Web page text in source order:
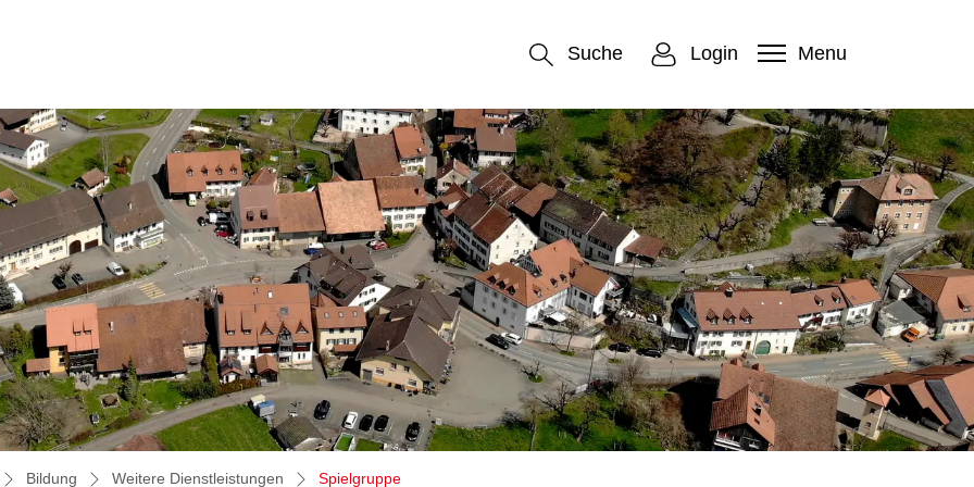
Suche Login Menu
Bildung Weitere Dienstleistungen Spielgruppe(ausgewählt)